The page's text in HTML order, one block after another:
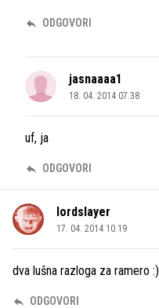
ODGOVORI
jasnaaaa1
18. 04. 2014 07.38
uf, ja
ODGOVORI
lordslayer
17. 04. 2014 10.19
dva lušna razloga za ramero :)
ODGOVORI